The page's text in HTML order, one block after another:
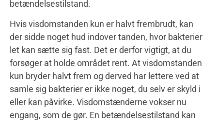
betændelsestilstand.
Hvis visdomstanden kun er halvt frembrudt, kan
der sidde noget hud indover tanden, hvor bakterier
let kan sætte sig fast. Det er derfor vigtigt, at du
forsøger at holde området rent. At visdomstanden
kun bryder halvt frem og derved har lettere ved at
samle sig bakterier er ikke noget, du selv er skyld i
eller kan påvirke. Visdomstænderne vokser nu
engang, som de gør. En betændelsestilstand kan